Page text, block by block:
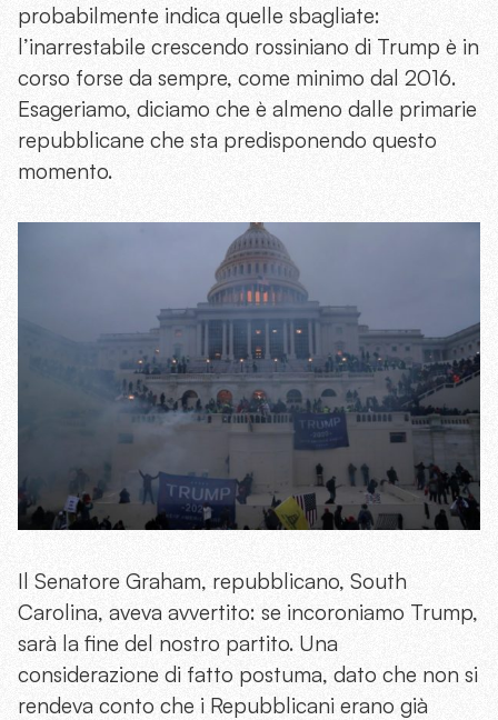
probabilmente indica quelle sbagliate:
l’inarrestabile crescendo rossiniano di Trump è in
corso forse da sempre, come minimo dal 2016.
Esageriamo, diciamo che è almeno dalle primarie
repubblicane che sta predisponendo questo
momento.
Il Senatore Graham, repubblicano, South
Carolina, aveva avvertito: se incoroniamo Trump,
sarà la fine del nostro partito. Una
considerazione di fatto postuma, dato che non si
rendeva conto che i Repubblicani erano già